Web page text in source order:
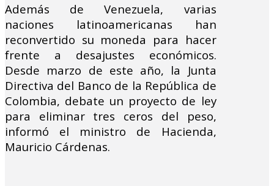
Además de Venezuela, varias
naciones latinoamericanas han
reconvertido su moneda para hacer
frente a desajustes económicos.
Desde marzo de este año, la Junta
Directiva del Banco de la República de
Colombia, debate un proyecto de ley
para eliminar tres ceros del peso,
informó el ministro de Hacienda,
Mauricio Cárdenas.